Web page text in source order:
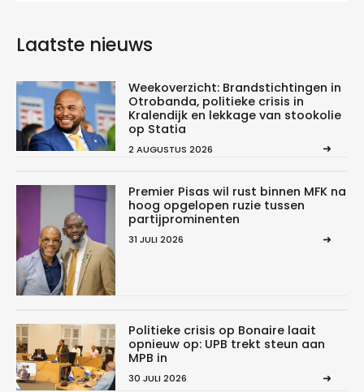
Laatste nieuws
Weekoverzicht: Brandstichtingen in
Otrobanda, politieke crisis in
Kralendijk en lekkage van stookolie
op Statia
2 AUGUSTUS 2026
Premier Pisas wil rust binnen MFK na
hoog opgelopen ruzie tussen
partijprominenten
31 JULI 2026
Politieke crisis op Bonaire laait
opnieuw op: UPB trekt steun aan
MPB in
30 JULI 2026